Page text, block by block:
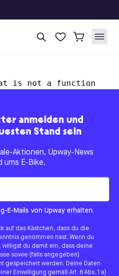
is not a function
anmelden und
Stand sein
Aktionen, Upway-News
ums E-Bike.
us?
E-Mails von Upway erhalten.
auf das Kästchen, dass du die
genommen hast. Wenn du
willigst du damit ein, dass deine
sowie (falls angegeben)
gespeichert werden. Deine Daten
Einwilligung gemäß Art. 6 Abs. 1 a)